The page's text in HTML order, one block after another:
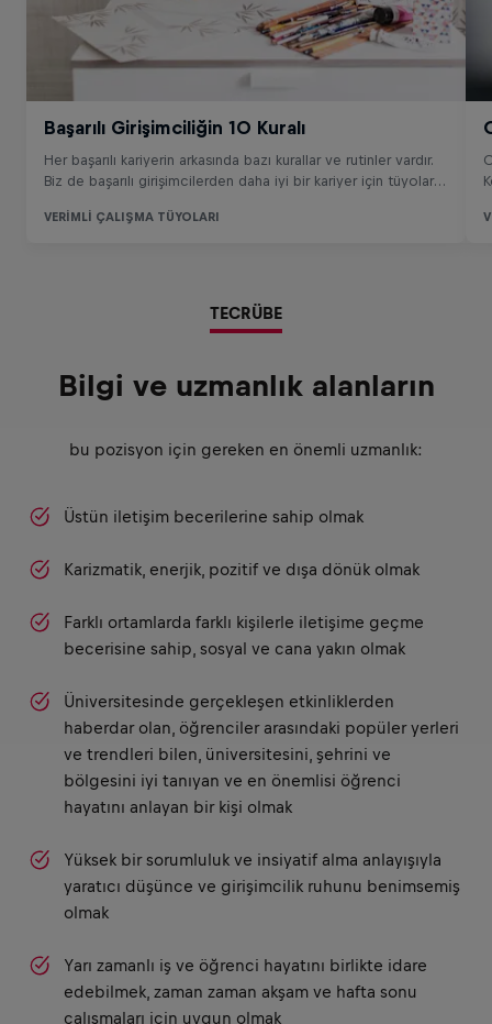
TECRÜBE
Bilgi ve uzmanlık alanların
bu pozisyon için gereken en önemli uzmanlık:
Üstün iletişim becerilerine sahip olmak
Karizmatik, enerjik, pozitif ve dışa dönük olmak
Farklı ortamlarda farklı kişilerle iletişime geçme
becerisine sahip, sosyal ve cana yakın olmak
Üniversitesinde gerçekleşen etkinliklerden
haberdar olan, öğrenciler arasındaki popüler yerleri
ve trendleri bilen, üniversitesini, şehrini ve
bölgesini iyi tanıyan ve en önemlisi öğrenci
hayatını anlayan bir kişi olmak
Yüksek bir sorumluluk ve insiyatif alma anlayışıyla
yaratıcı düşünce ve girişimcilik ruhunu benimsemiş
olmak
Yarı zamanlı iş ve öğrenci hayatını birlikte idare
edebilmek, zaman zaman akşam ve hafta sonu
çalışmaları için uygun olmak